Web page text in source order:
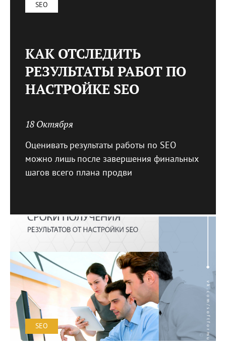
SEO
КАК ОТСЛЕДИТЬ
РЕЗУЛЬТАТЫ РАБОТ ПО
НАСТРОЙКЕ SEO
18 Октября
Оценивать результаты работы по SEO
можно лишь после завершения финальных
шагов всего плана продви
SEO